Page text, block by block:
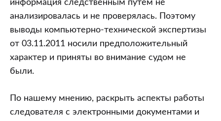
информация следственным путем не
анализировалась и не проверялась. Поэтому
выводы компьютерно-технической экспертизы
от 03.11.2011 носили предположительный
характер и приняты во внимание судом не
были.
По нашему мнению, раскрыть аспекты работы
следователя с электронными документами и